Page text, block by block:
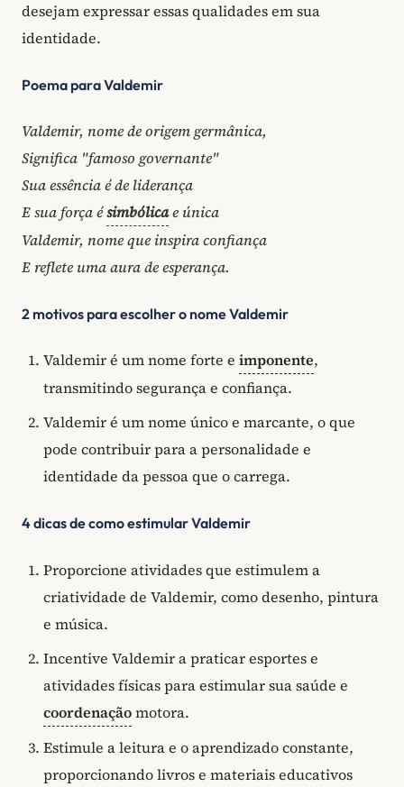
desejam expressar essas qualidades em sua
identidade.
Poema para Valdemir
Valdemir, nome de origem germânica,
Significa "famoso governante"
Sua essência é de liderança
E sua força ésimbólicae única
Valdemir, nome que inspira confiança
E reflete uma aura de esperança.
2 motivos para escolher o nome Valdemir
Valdemir é um nome forte e imponente,
transmitindo segurança e confiança.
Valdemir é um nome único e marcante, o que
pode contribuir para a personalidade e
identidade da pessoa que o carrega.
4 dicas de como estimular Valdemir
Proporcione atividades que estimulem a
criatividade de Valdemir, como desenho, pintura
e música.
Incentive Valdemir a praticar esportes e
atividades físicas para estimular sua saúde e
coordenaçãomotora.
Estimule a leitura e o aprendizado constante,
proporcionando livros e materiais educativos